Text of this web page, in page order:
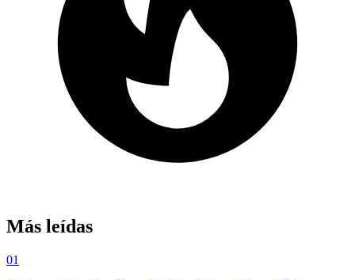
Más leídas
01